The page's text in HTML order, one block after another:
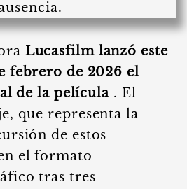
Lucasfilm lanzó este
febrero de 2026 el
de la película . El
que representa la
de estos
el formato
tras tres